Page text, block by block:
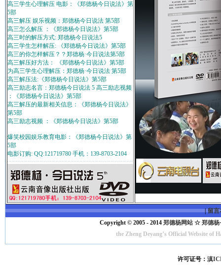
高三学生心理解压 电影：《郑德杨今日说法》第
5部
高三解压 娱乐视频：郑德杨今日说法 第5部
高三怎么解压 ：《郑德杨今日说法》第5部
高三时的解压方式: 郑德杨今日说法5
高三学生怎样解压: 《郑德杨今日说法》第5部
高三的你怎样解压？？郑德杨·今日说法第5部
高三解压好方法： 《郑德杨今日说法》第5部
为高三学生心理解压：郑德杨·今日说法 第5部
高三解压法:《郑德杨今日说法》第5部
高三励志名言：郑德杨今日说法 5 高三励志视频
：《郑德杨今日说法》第5部
高三解压的最新相关信息：《郑德杨今日说法》
第5部
高三励志视频 ：《郑德杨今日说法》第5部
爆笑校园娱乐教育电影：《郑德杨今日说法》第
5部
电影订购: QQ:121719780 手机：139-8703-2104
|留言
Copyright © 2005 - 2014 郑德杨网站 ☆ 郑德杨
the Zheng Deyang’s Official Website
许可证号：滇